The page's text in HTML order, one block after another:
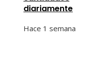
diariamente
Hace 1 semana